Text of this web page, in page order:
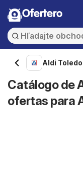
Ofertero
Aldi Toledo
Catálogo de
ofertas para